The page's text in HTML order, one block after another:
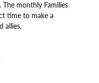
monthly Families
time to make a
allies.